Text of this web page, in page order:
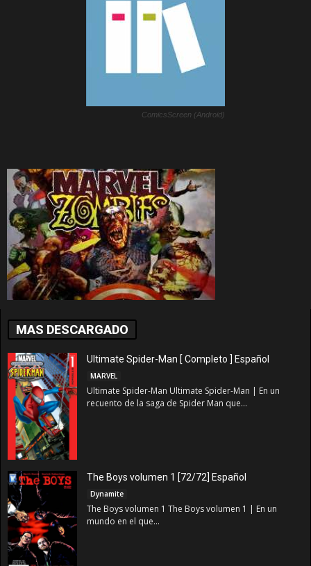
ComicsScreen (Android)
MAS DESCARGADO
Ultimate Spider-Man [ Completo ] Español
MARVEL
Ultimate Spider-Man Ultimate Spider-Man | En un
recuento de la saga de Spider Man que...
The Boys volumen 1 [72/72] Español
Dynamite
The Boys volumen 1 The Boys volumen 1 | En un
mundo en el que...